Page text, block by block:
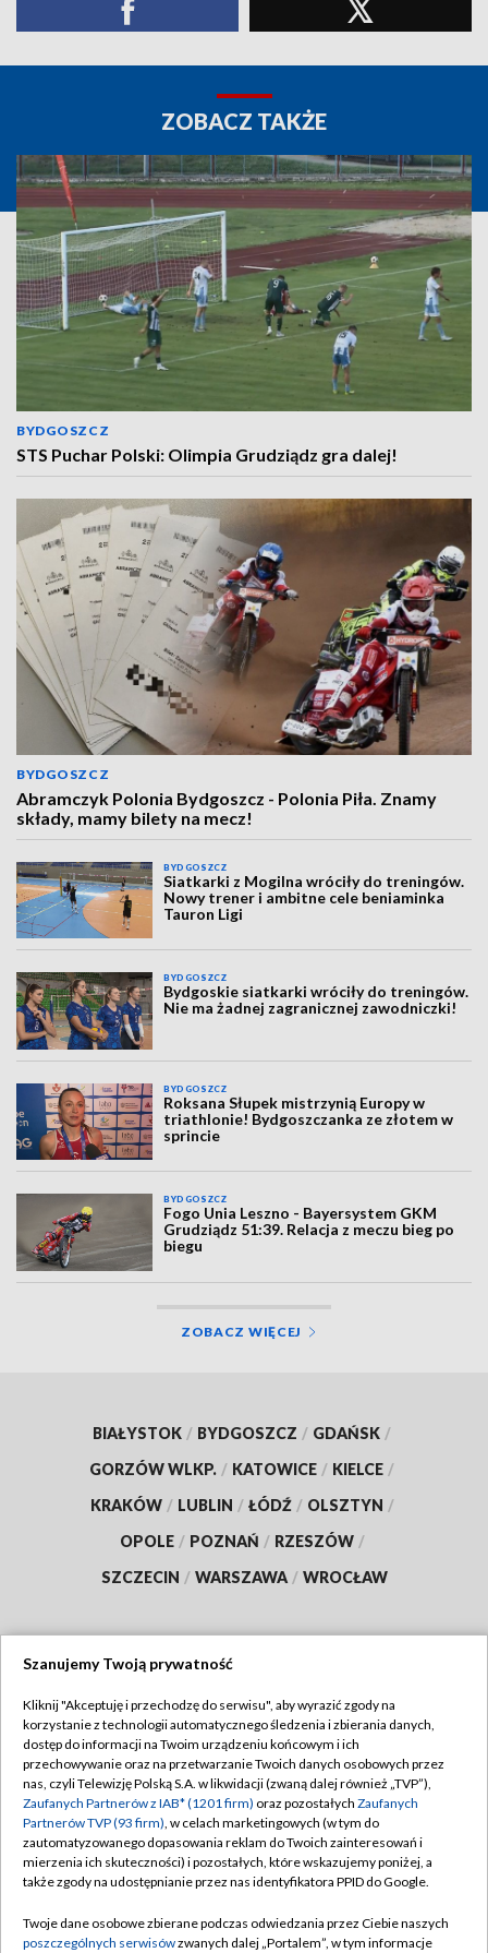
ZOBACZ TAKŻE
BYDGOSZCZ
STS Puchar Polski: Olimpia Grudziądz gra dalej!
BYDGOSZCZ
Abramczyk Polonia Bydgoszcz - Polonia Piła. Znamy
składy, mamy bilety na mecz!
BYDGOSZCZ
Siatkarki z Mogilna wróciły do treningów.
Nowy trener i ambitne cele beniaminka
Tauron Ligi
BYDGOSZCZ
Bydgoskie siatkarki wróciły do treningów.
Nie ma żadnej zagranicznej zawodniczki!
BYDGOSZCZ
Roksana Słupek mistrzynią Europy w
triathlonie! Bydgoszczanka ze złotem w
sprincie
BYDGOSZCZ
Fogo Unia Leszno - Bayersystem GKM
Grudziądz 51:39. Relacja z meczu bieg po
biegu
ZOBACZ WIĘCEJ
BIAŁYSTOK / BYDGOSZCZ / GDAŃSK /
GORZÓW WLKP. / KATOWICE / KIELCE /
KRAKÓW / LUBLIN / ŁÓDŹ / OLSZTYN /
OPOLE / POZNAŃ / RZESZÓW /
SZCZECIN / WARSZAWA / WROCŁAW
TVP
Abonament TVP
Emisja w TVP
Centrum informacji TVP
Naziemna Telewizja Cyfrowa
Rada Programowa
Regulamin TVP
Polityka prywatności
Moje zgody
Pomoc
Kontakt
Szanujemy Twoją prywatność
Kliknij "Akceptuję i przechodzę do serwisu", aby wyrazić zgody na
korzystanie z technologii automatycznego śledzenia i zbierania danych,
dostęp do informacji na Twoim urządzeniu końcowym i ich
przechowywanie oraz na przetwarzanie Twoich danych osobowych przez
nas, czyli Telewizję Polską S.A. w likwidacji (zwaną dalej również „TVP”),
Zaufanych Partnerów z IAB* (1201 firm) oraz pozostałych Zaufanych
Partnerów TVP (93 firm), w celach marketingowych (w tym do
zautomatyzowanego dopasowania reklam do Twoich zainteresowań i
mierzenia ich skuteczności) i pozostałych, które wskazujemy poniżej, a
także zgody na udostępnianie przez nas identyfikatora PPID do Google.
Twoje dane osobowe zbierane podczas odwiedzania przez Ciebie naszych
poszczególnych serwisówzwanych dalej „Portalem”, w tym informacje